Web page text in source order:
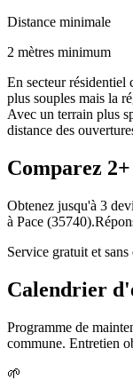
Distance minimale
2 mètres minimum
En secteur résidentiel
plus souples mais la
Avec un terrain plus
distance des
Comparez 2+
Obtenez jusqu'à 3
à Pace (35740).
Service gratuit et sans
Calendrier
Programme de
commune. Entretien
🌱